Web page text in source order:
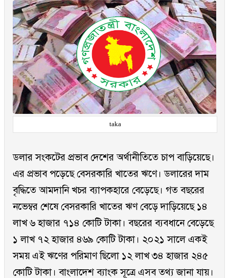
taka
ডলার সংকটের প্রভাব দেশের অর্থানীতিতে চাপ বাড়িয়েছে।
এর প্রভাব পড়েছে বেসরকারি খাতের ঋণে। ডলারের দাম
বৃদ্ধিতে আমদানি খচর ব্যাপকহারে বেড়েছে। গত বছরের
নভেম্বর শেষে বেসরকারি খাতের ঋণ বেড়ে দাড়িয়েছে ১৪
লাখ ৬ হাজার ৭১৪ কোটি টাকা। বছরের ব্যবধানে বেড়েছে
১ লাখ ৭২ হাজার ৪৬৯ কোটি টাকা। ২০২১ সালে একই
সময় এই ঋণের পরিমাণ ছিলো ১২ লাখ ৩৪ হাজার ২৪৫
কোটি টাকা। বাংলাদেশ ব্যাংক সূত্রে এসব তথ্য জানা যায়।